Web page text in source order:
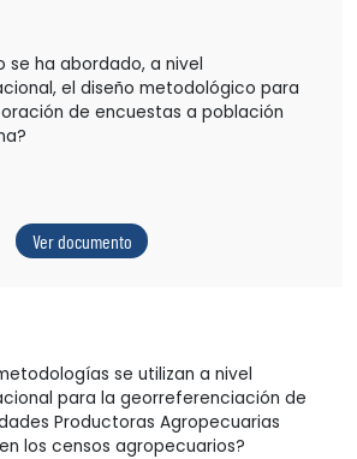
se ha abordado, a nivel
el diseño metodológico para
de encuestas a población
Ver documento
se utilizan a nivel
para la georreferenciación de
Productoras Agropecuarias
los censos agropecuarios?